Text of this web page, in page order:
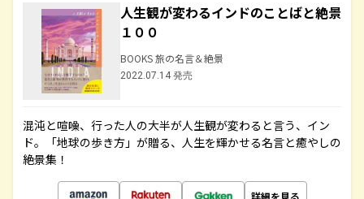
人生観が変わるインドのことばと絶景
１００
BOOKS 旅の名言＆絶景
2022.07.14 発売
混沌と喧噪、行った人の大半が人生観が変わると言う、イン
ド。「地球の歩き方」が贈る、人生を輝かせる名言と癒やしの
絶景集！
詳細を見る